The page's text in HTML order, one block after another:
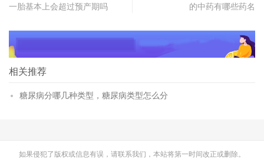
一胎基本上会超过预产期吗
的中药有哪些药名
相关推荐
糖尿病分哪几种类型，糖尿病类型怎么分
如果侵犯了版权或信息有误，请联系我们，本站将第一时间改正或删除。